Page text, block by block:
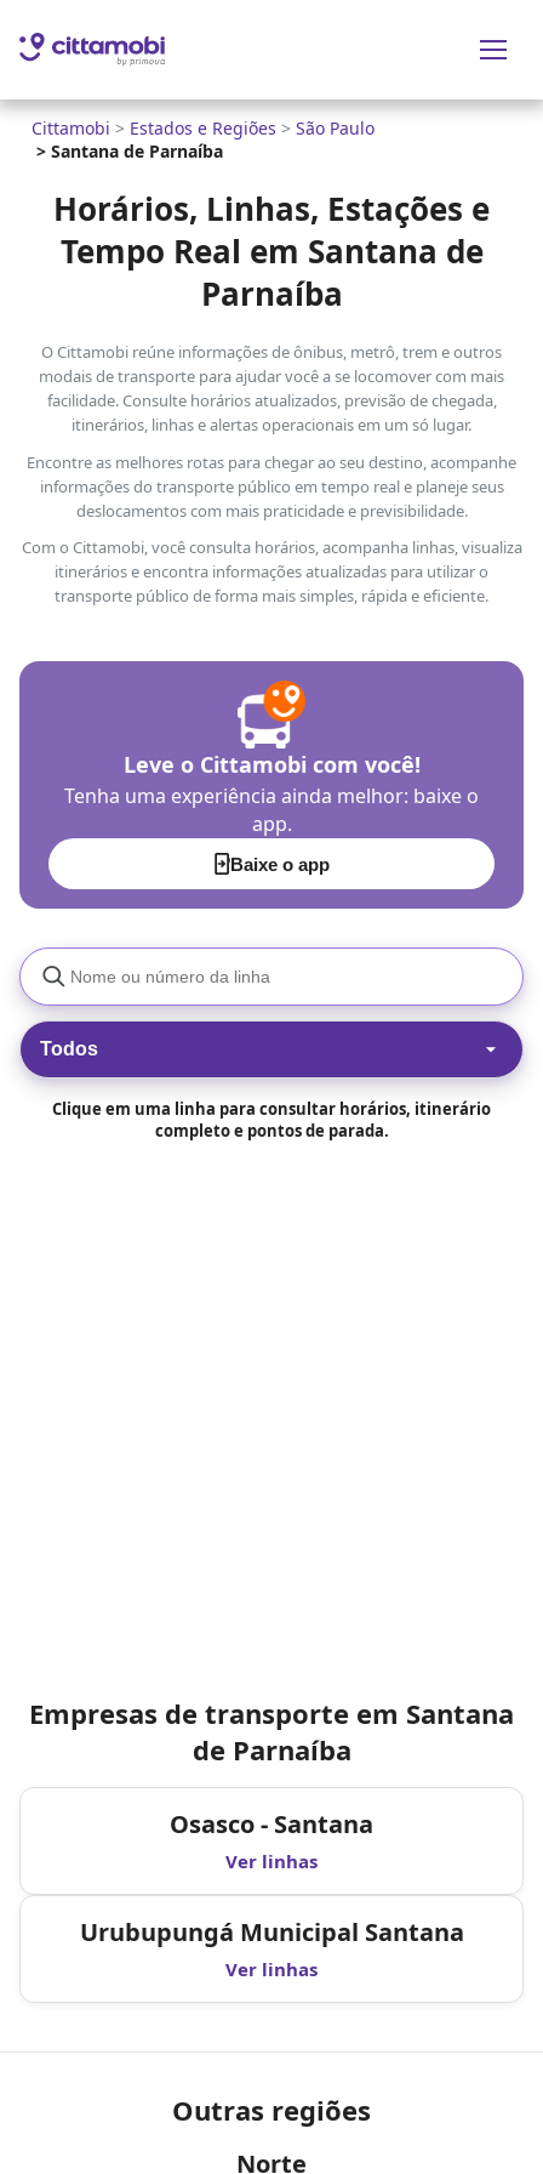
Cittamobi > Estados e Regiões > São Paulo
> Santana de Parnaíba
Horários, Linhas, Estações e
Tempo Real em Santana de
Parnaíba
O Cittamobi reúne informações de ônibus, metrô, trem e outros
modais de transporte para ajudar você a se locomover com mais
facilidade. Consulte horários atualizados, previsão de chegada,
itinerários, linhas e alertas operacionais em um só lugar.
Encontre as melhores rotas para chegar ao seu destino, acompanhe
informações do transporte público em tempo real e planeje seus
deslocamentos com mais praticidade e previsibilidade.
Com o Cittamobi, você consulta horários, acompanha linhas, visualiza
itinerários e encontra informações atualizadas para utilizar o
transporte público de forma mais simples, rápida e eficiente.
Leve o Cittamobi com você!
Tenha uma experiência ainda melhor: baixe o
app.
Baixe o app
Todos
Clique em uma linha para consultar horários, itinerário
completo e pontos de parada.
Empresas de transporte em Santana
de Parnaíba
Osasco - Santana
Ver linhas
Urubupungá Municipal Santana
Ver linhas
Outras regiões
Norte